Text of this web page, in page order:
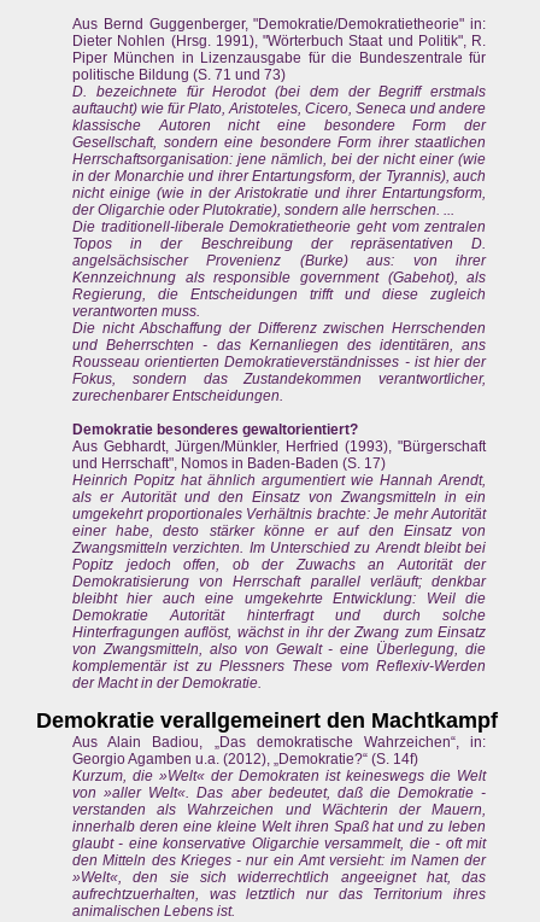
Aus Bernd Guggenberger, "Demokratie/Demokratietheorie" in:
Dieter Nohlen (Hrsg. 1991), "Wörterbuch Staat und Politik", R.
Piper München in Lizenzausgabe für die Bundeszentrale für
politische Bildung (S. 71 und 73)
D. bezeichnete für Herodot (bei dem der Begriff erstmals
auftaucht) wie für Plato, Aristoteles, Cicero, Seneca und andere
klassische Autoren nicht eine besondere Form der
Gesellschaft, sondern eine besondere Form ihrer staatlichen
Herrschaftsorganisation: jene nämlich, bei der nicht einer (wie
in der Monarchie und ihrer Entartungsform, der Tyrannis), auch
nicht einige (wie in der Aristokratie und ihrer Entartungsform,
der Oligarchie oder Plutokratie), sondern alle herrschen. ...
Die traditionell-liberale Demokratietheorie geht vom zentralen
Topos in der Beschreibung der repräsentativen D.
angelsächsischer Provenienz (Burke) aus: von ihrer
Kennzeichnung als responsible government (Gabehot), als
Regierung, die Entscheidungen trifft und diese zugleich
verantworten muss.
Die nicht Abschaffung der Differenz zwischen Herrschenden
und Beherrschten - das Kernanliegen des identitären, ans
Rousseau orientierten Demokratieverständnisses - ist hier der
Fokus, sondern das Zustandekommen verantwortlicher,
zurechenbarer Entscheidungen.
Demokratie besonderes gewaltorientiert?
Aus Gebhardt, Jürgen/Münkler, Herfried (1993), "Bürgerschaft
und Herrschaft", Nomos in Baden-Baden (S. 17)
Heinrich Popitz hat ähnlich argumentiert wie Hannah Arendt,
als er Autorität und den Einsatz von Zwangsmitteln in ein
umgekehrt proportionales Verhältnis brachte: Je mehr Autorität
einer habe, desto stärker könne er auf den Einsatz von
Zwangsmitteln verzichten. Im Unterschied zu Arendt bleibt bei
Popitz jedoch offen, ob der Zuwachs an Autorität der
Demokratisierung von Herrschaft parallel verläuft; denkbar
bleibht hier auch eine umgekehrte Entwicklung: Weil die
Demokratie Autorität hinterfragt und durch solche
Hinterfragungen auflöst, wächst in ihr der Zwang zum Einsatz
von Zwangsmitteln, also von Gewalt - eine Überlegung, die
komplementär ist zu Plessners These vom Reflexiv-Werden
der Macht in der Demokratie.
Demokratie verallgemeinert den Machtkampf
Aus Alain Badiou, „Das demokratische Wahrzeichen“, in:
Georgio Agamben u.a. (2012), „Demokratie?“ (S. 14f)
Kurzum, die »Welt« der Demokraten ist keineswegs die Welt
von »aller Welt«. Das aber bedeutet, daß die Demokratie -
verstanden als Wahrzeichen und Wächterin der Mauern,
innerhalb deren eine kleine Welt ihren Spaß hat und zu leben
glaubt - eine konservative Oligarchie versammelt, die - oft mit
den Mitteln des Krieges - nur ein Amt versieht: im Namen der
»Welt«, den sie sich widerrechtlich angeeignet hat, das
aufrechtzuerhalten, was letztlich nur das Territorium ihres
animalischen Lebens ist.